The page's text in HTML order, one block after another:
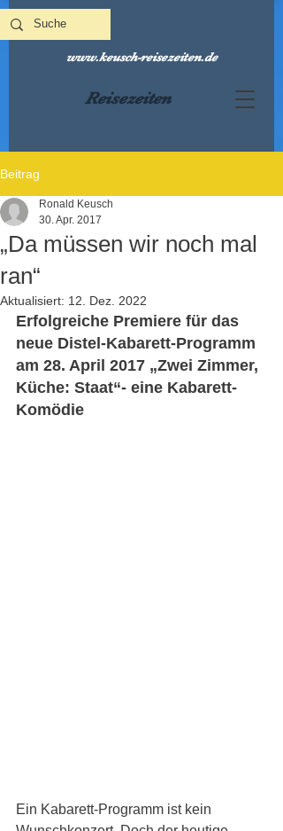
Reisezeiten
www.keusch-reisezeiten.de
Beitrag
„Da müssen wir noch mal
ran“
Ronald Keusch
30. Apr. 2017
Aktualisiert: 12. Dez. 2022
Erfolgreiche Premiere für das
neue Distel-Kabarett-Programm
am 28. April 2017 „Zwei Zimmer,
Küche: Staat“- eine Kabarett-
Komödie
Ein Kabarett-Programm ist kein